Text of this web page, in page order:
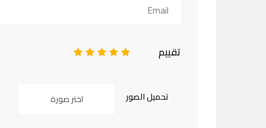
تقييم 5
4
3
2
تحميل الصور اختر صورة